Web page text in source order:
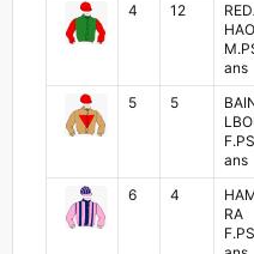
4 12
ans
5 5
ans
6 4
RA